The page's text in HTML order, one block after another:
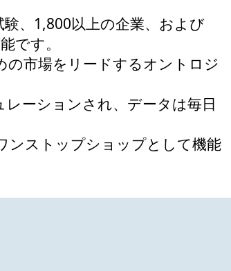
、1,800以上の企業、および
です。
の市場をリードするオントロジ
ーションされ、データは毎日
ンストップショップとして機能